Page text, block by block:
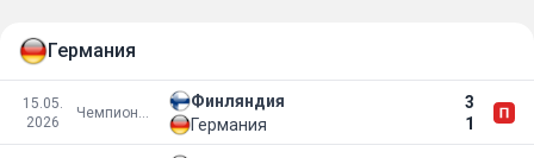
Германия
15.05.
2026
Чемпионат мира 2026
Финляндия
3
1
Германия